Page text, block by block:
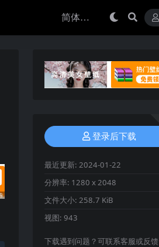
登录后下载
最近更新: 2024-01-22
分辨率: 1280 x 2048
文件大小: 258.7 KiB
视图: 943
下载遇到问题？可联系客服或反馈